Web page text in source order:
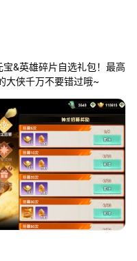
&英雄碎片自选礼包！最高
大侠千万不要错过哦~